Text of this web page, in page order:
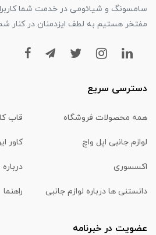
سامسونگ و شیائومی در خدمت شما
مفتخر هستیم به لطف ایزدمنان در کنار
دسترسی سریع
همه محصولات فروشگاه قاب
لوازم جانبی اپل واچ کاور
اکسسوری درباره
دانستنی ها درباره لوازم جانبی راهنما
عضویت در خبرنامه